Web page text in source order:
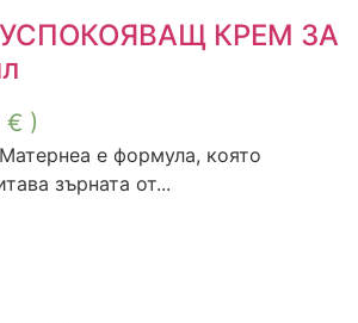
КРЕМ ЗА
€ )
е формула, която
зърната от...